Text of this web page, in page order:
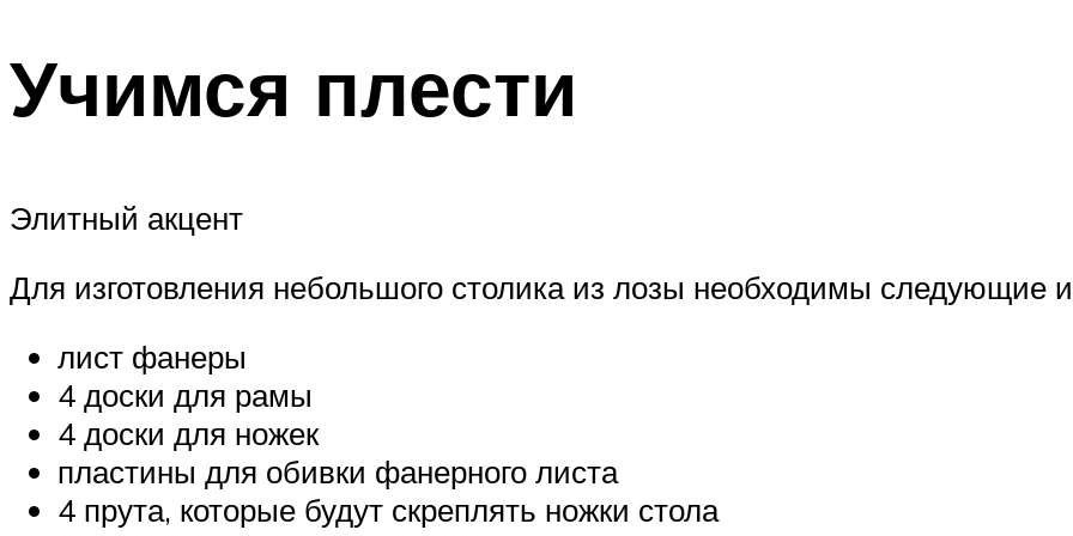
Учимся плести
Элитный акцент
Для изготовления небольшого столика из лозы необходимы следующие
лист фанеры
4 доски для рамы
4 доски для ножек
пластины для обивки фанерного листа
4 прута, которые будут скреплять ножки стола